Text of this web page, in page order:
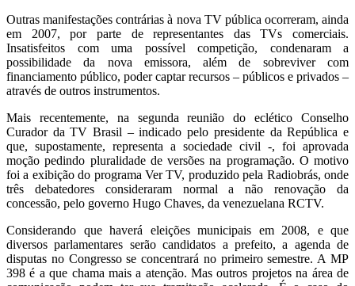
Outras manifestações contrárias à nova TV pública ocorreram, ainda
em 2007, por parte de representantes das TVs comerciais.
Insatisfeitos com uma possível competição, condenaram a
possibilidade da nova emissora, além de sobreviver com
financiamento público, poder captar recursos – públicos e privados –
através de outros instrumentos.
Mais recentemente, na segunda reunião do eclético Conselho
Curador da TV Brasil – indicado pelo presidente da República e
que, supostamente, representa a sociedade civil -, foi aprovada
moção pedindo pluralidade de versões na programação. O motivo
foi a exibição do programa Ver TV, produzido pela Radiobrás, onde
três debatedores consideraram normal a não renovação da
concessão, pelo governo Hugo Chaves, da venezuelana RCTV.
Considerando que haverá eleições municipais em 2008, e que
diversos parlamentares serão candidatos a prefeito, a agenda de
disputas no Congresso se concentrará no primeiro semestre. A MP
398 é a que chama mais a atenção. Mas outros projetos na área de